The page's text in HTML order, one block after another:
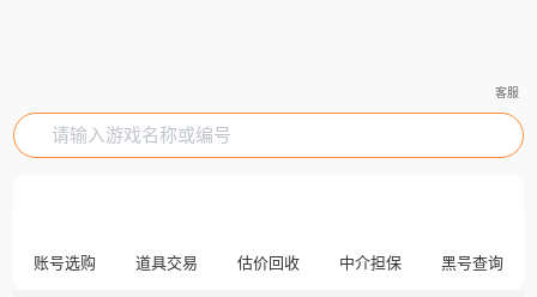
客服
请输入游戏名称或编号
账号选购 道具交易 估价回收 中介担保 黑号查询